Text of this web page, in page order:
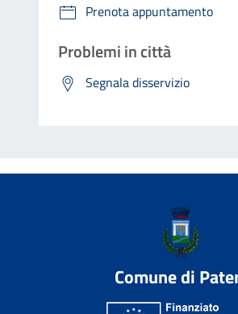
Prenota appuntamento
Problemi in città
Segnala disservizio
Comune di